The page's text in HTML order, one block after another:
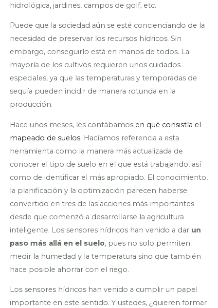
hidrológica, jardines, campos de golf, etc.
Puede que la sociedad aún se esté concienciando de la
necesidad de preservar los recursos hídricos. Sin
embargo, conseguirlo está en manos de todos. La
mayoría de los cultivos requieren unos cuidados
especiales, ya que las temperaturas y temporadas de
sequía pueden incidir de manera rotunda en la
producción.
Hace unos meses, les contábamos en qué consistía el
mapeado de suelos. Hacíamos referencia a esta
herramienta como la manera más actualizada de
conocer el tipo de suelo en el que está trabajando, así
como de identificar el más apropiado. El conocimiento,
la planificación y la optimización parecen haberse
convertido en tres de las acciones más importantes
desde que comenzó a desarrollarse la agricultura
inteligente. Los sensores hídricos han venido a dar un
paso más allá en el suelo, pues no solo permiten
medir la humedad y la temperatura sino que también
hace posible ahorrar con el riego.
Los sensores hídricos han venido a cumplir un papel
importante en este sentido. Y ustedes, ¿quieren formar